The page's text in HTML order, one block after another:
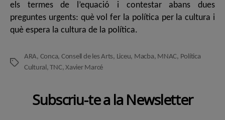
els termes de l’equació i contestar abans dues
preguntes urgents: què vol fer la política per la cultura i
què espera la cultura de la política.
Etiquetes
ARA, Conca, Consell de les Arts, Liceu, Macba, MNAC, Política
Cultural,TNC,Xavier Marcé
Subscriu-te a la Newsletter